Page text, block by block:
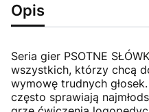
Opis
Seria gier PSOTNE
wszystkich, którzy chcą
wymowę trudnych
często sprawiają